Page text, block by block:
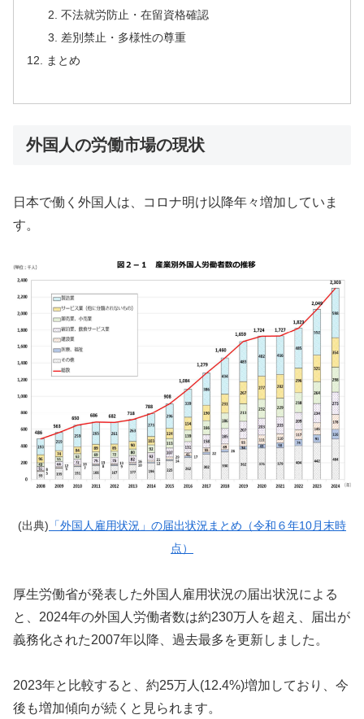
不法就労防止・在留資格確認
差別禁止・多様性の尊重
まとめ
外国人の労働市場の現状
日本で働く外国人は、コロナ明け以降年々増加していま
す。
(出典) 「外国人雇用状況」の届出状況まとめ（令和６年10月末時
点）
厚生労働省が発表した外国人雇用状況の届出状況による
と、2024年の外国人労働者数は約230万人を超え、届出が
義務化された2007年以降、過去最多を更新しました。
2023年と比較すると、約25万人(12.4%)増加しており、今
後も増加傾向が続くと見られます。